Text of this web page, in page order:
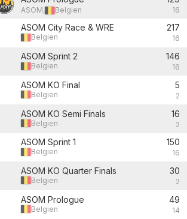
ASOM, Belgien
16
ASOM City Race & WRE
Belgien
217
16
ASOM Sprint 2
Belgien
146
16
ASOM KO Final
Belgien
5
2
ASOM KO Semi Finals
Belgien
16
2
ASOM Sprint 1
Belgien
150
16
ASOM KO Quarter Finals
Belgien
30
2
ASOM Prologue
Belgien
49
14